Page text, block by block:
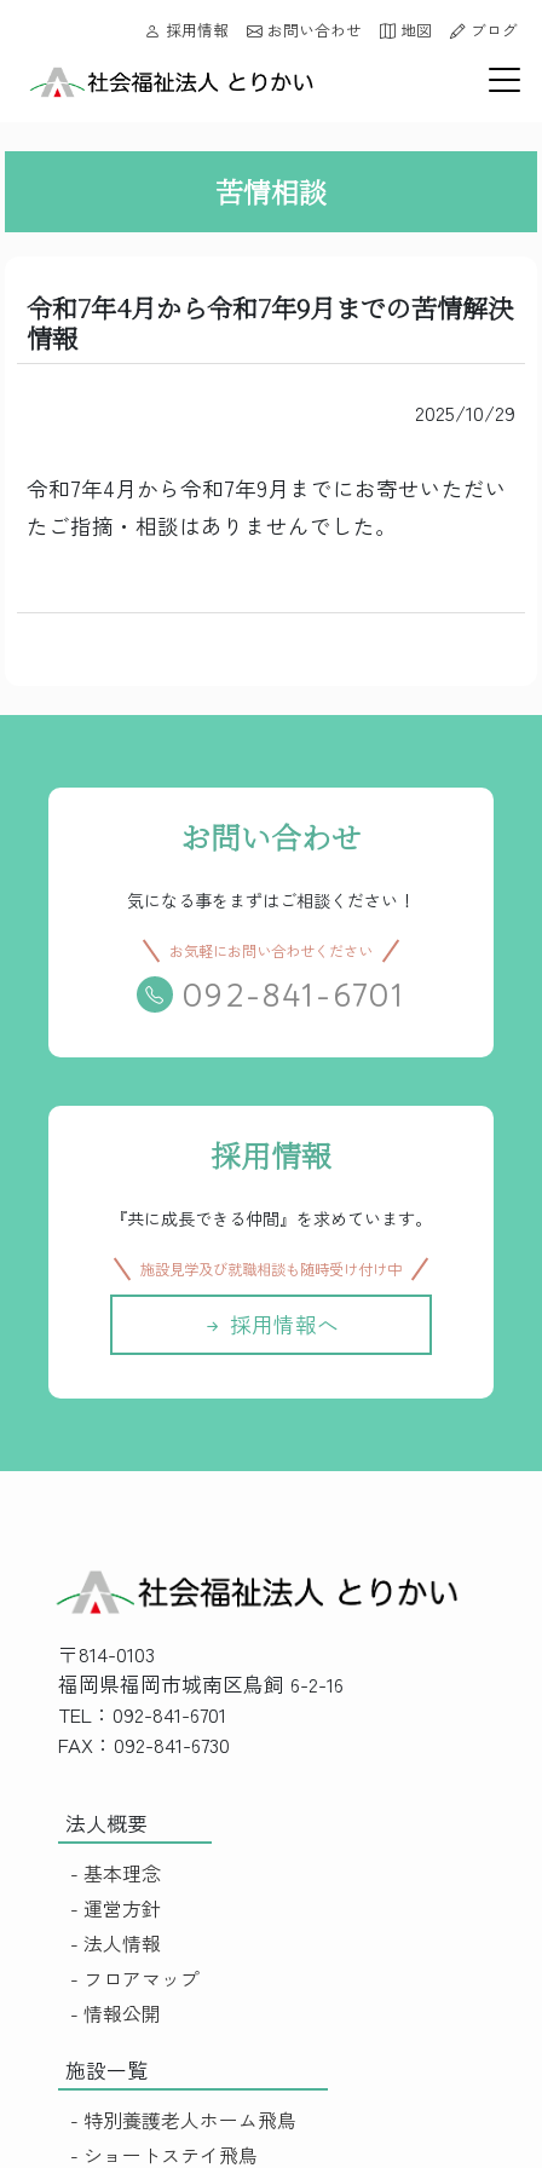
採用情報 お問い合わせ 地図 ブログ
苦情相談
令和7年4月から令和7年9月までの苦情解決
情報
2025/10/29
令和7年4月から令和7年9月までにお寄せいただい
たご指摘・相談はありませんでした。
お問い合わせ
気になる事をまずはご相談ください！
お気軽にお問い合わせください
092-841-6701
採用情報
『共に成長できる仲間』を求めています。
施設見学及び就職相談も随時受け付け中
採用情報へ
〒814-0103
福岡県福岡市城南区鳥飼 6-2-16
TEL：092-841-6701
FAX：092-841-6730
法人概要
- 基本理念
- 運営方針
- 法人情報
- フロアマップ
- 情報公開
施設一覧
- 特別養護老人ホーム飛鳥
- ショートステイ飛鳥